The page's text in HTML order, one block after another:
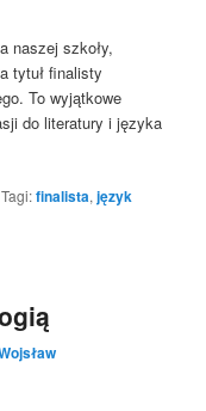
naszej szkoły,
tytuł finalisty
To wyjątkowe
do literatury i języka
Tagi:finalista,język